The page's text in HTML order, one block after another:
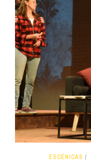
ESCÉNICAS